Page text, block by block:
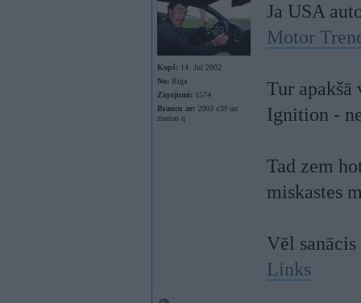
Kopš: 14. Jul 2002
No: Rīga
Ziņojumi: 1574
Braucu ar: 2003 e39 un
ziemas q
Ja USA
Motor
Tur
Ignition -
Tad zem
miskastes
Vēl
Links